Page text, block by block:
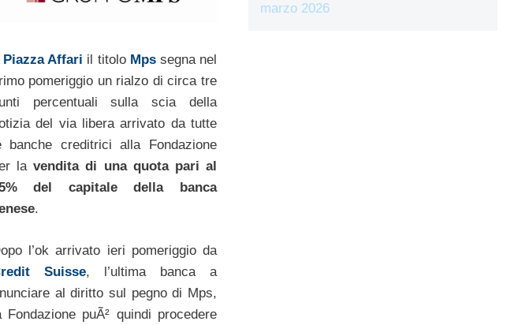
Piazza Affari il titolo Mpssegna nel
pomeriggio un rialzo di circa tre
percentuali sulla scia della
del via libera arrivato da tutte
banche creditrici alla Fondazione
lavendita di una quota pari al
del capitale della banca
.
l’ok arrivato ieri pomeriggio da
Suisse, l’ultima banca a
al diritto sul pegno di Mps,
Fondazione puÃ² quindi procedere
marzo 2026